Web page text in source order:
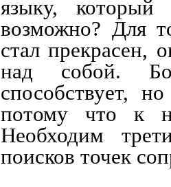
языку, который
возможно? Для
стал прекрасен,
над собой.
способствует,
потому что к
Необходим
поисков точек